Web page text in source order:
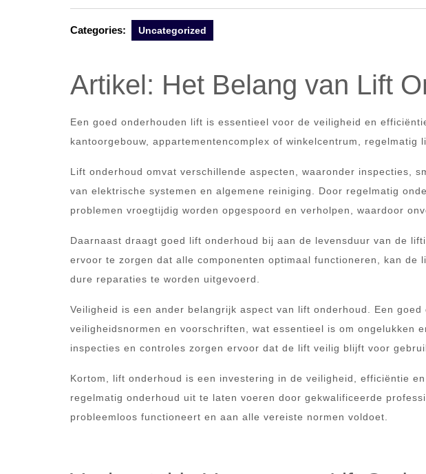
Categories: Uncategorized
Artikel: Het Belang van Lift
Een goed onderhouden lift is essentieel voor de veiligheid en
kantoorgebouw, appartementencomplex of winkelcentrum, regelmatig
Lift onderhoud omvat verschillende aspecten, waaronder inspecties,
van elektrische systemen en algemene reiniging. Door regelmatig
problemen vroegtijdig worden opgespoord en verholpen, waardoor
Daarnaast draagt goed lift onderhoud bij aan de levensduur van de
ervoor te zorgen dat alle componenten optimaal functioneren, kan de
dure reparaties te worden uitgevoerd.
Veiligheid is een ander belangrijk aspect van lift onderhoud. Een
veiligheidsnormen en voorschriften, wat essentieel is om ongelukken
inspecties en controles zorgen ervoor dat de lift veilig blijft voor
Kortom, lift onderhoud is een investering in de veiligheid, efficiëntie
regelmatig onderhoud uit te laten voeren door gekwalificeerde
probleemloos functioneert en aan alle vereiste normen voldoet.